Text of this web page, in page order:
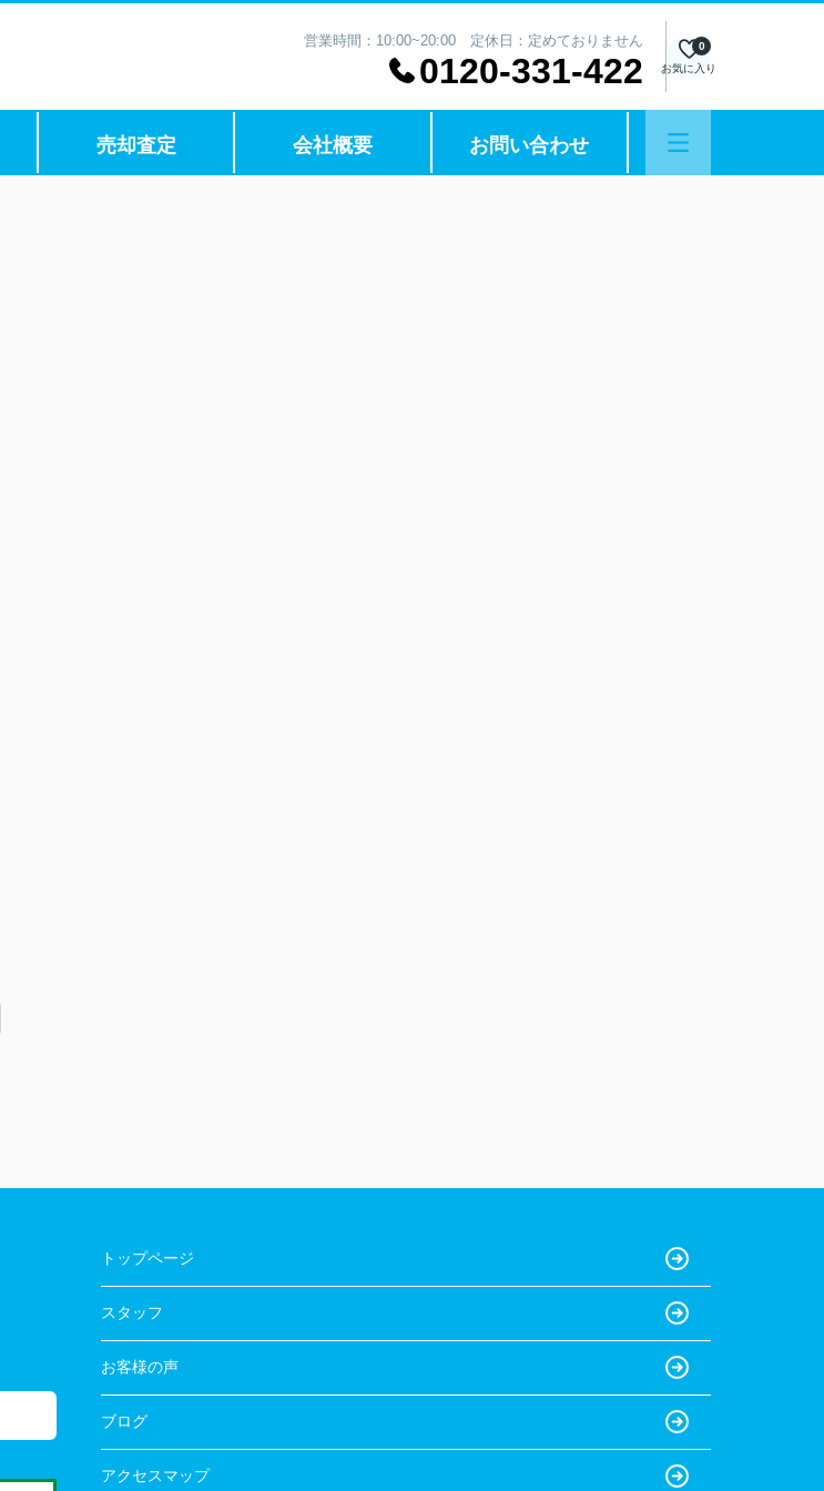
営業時間：10:00~20:00 定休日：定めておりません
0120-331-422 お気に入り
0
売却査定 会社概要 お問い合わせ
トップページ
スタッフ
お客様の声
ブログ
アクセスマップ